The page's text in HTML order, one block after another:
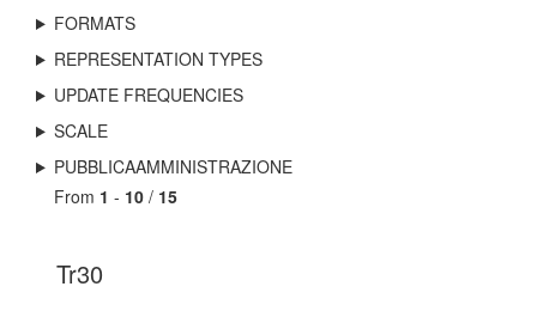
FORMATS
REPRESENTATION TYPES
UPDATE FREQUENCIES
SCALE
PUBBLICAAMMINISTRAZIONE
From 1 - 10 / 15
Tr30